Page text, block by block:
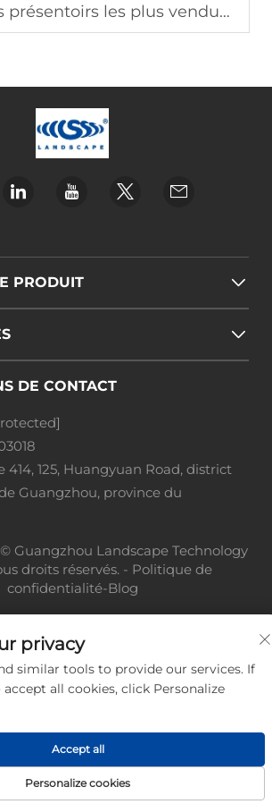
les plus vendus par Landscape
PRODUIT
DE CONTACT
414, 125, Huangyuan Road, district
Guangzhou, province du
Guangzhou Landscape Technology
droits réservés. - Politique de
confidentialité-Blog
privacy
similar tools to provide our services. If
all cookies, click Personalize
Personalize cookies
Accept all